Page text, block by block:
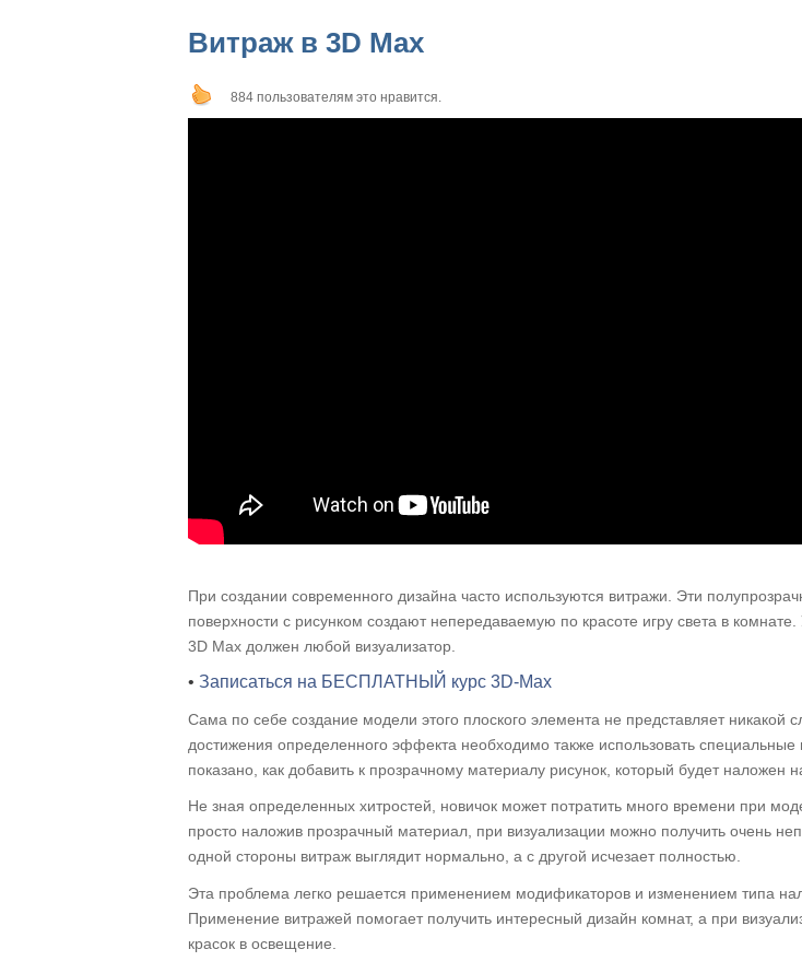
Витраж в 3D Max
884 пользователям это нравится.
При создании современного дизайна часто используются витражи. Эти
поверхности с рисунком создают непередаваемую по красоте игру света в
3D Max должен любой визуализатор.
• Записаться на БЕСПЛАТНЫЙ курс 3D-Max
Сама по себе создание модели этого плоского элемента не представляет никакой
достижения определенного эффекта необходимо также использовать
показано, как добавить к прозрачному материалу рисунок, который будет наложен
Не зная определенных хитростей, новичок может потратить много времени при
просто наложив прозрачный материал, при визуализации можно получить очень
одной стороны витраж выглядит нормально, а с другой исчезает полностью.
Эта проблема легко решается применением модификаторов и изменением типа
Применение витражей помогает получить интересный дизайн комнат, а при
красок в освещение.